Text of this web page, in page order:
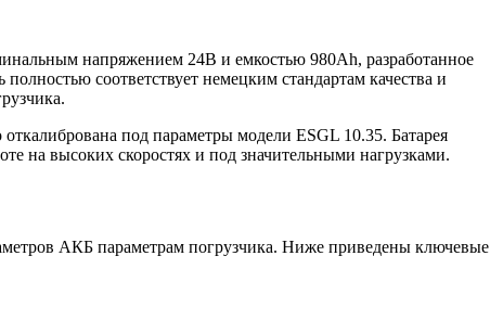
напряжением 24В и емкостью 980Ah, разработанное
соответствует немецким стандартам качества и
под параметры модели ESGL 10.35. Батарея
на высоких скоростях и под значительными нагрузками.
АКБ параметрам погрузчика. Ниже приведены ключевые